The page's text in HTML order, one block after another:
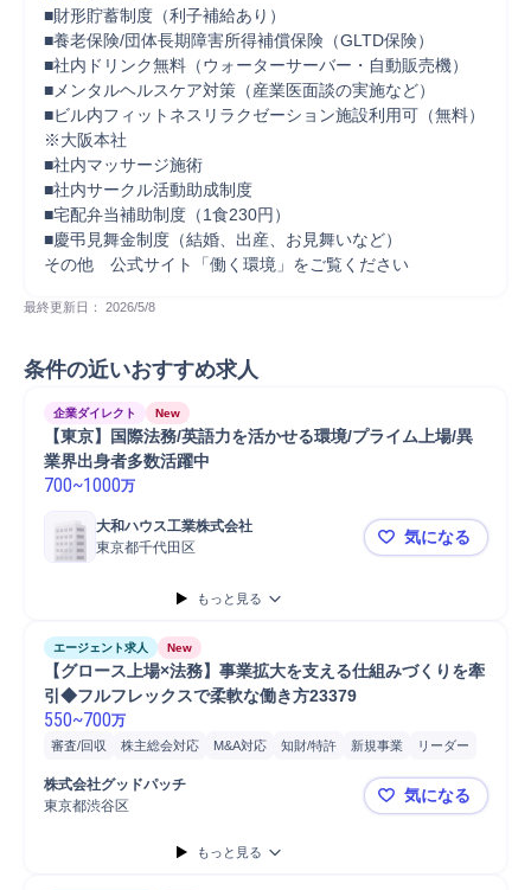
■財形貯蓄制度（利子補給あり）
■養老保険/団体長期障害所得補償保険（GLTD保険）
■社内ドリンク無料（ウォーターサーバー・自動販売機）
■メンタルヘルスケア対策（産業医面談の実施など）
■ビル内フィットネスリラクゼーション施設利用可（無料）
※大阪本社
■社内マッサージ施術
■社内サークル活動助成制度
■宅配弁当補助制度（1食230円）
■慶弔見舞金制度（結婚、出産、お見舞いなど）
その他　公式サイト「働く環境」をご覧ください
最終更新日： 2026/5/8
条件の近いおすすめ求人
企業ダイレクト New
【東京】国際法務/英語力を活かせる環境/プライム上場/異
業界出身者多数活躍中
700~1000万
大和ハウス工業株式会社
東京都千代田区
【東京】国
気になる
もっと見る
エージェント求人 New
【グロース上場×法務】事業拡大を支える仕組みづくりを牽
引◆フルフレックスで柔軟な働き方23379
550~700万
審査/回収 株主総会対応 M&A対応 知財/特許 新規事業
リーダー
UXデザイン
顧客体験デザイン
書類作成
書類整理
株式会社グッドパッチ
東京都渋谷区
【グロース
気になる
もっと見る